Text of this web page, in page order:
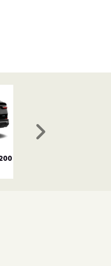
Próximo